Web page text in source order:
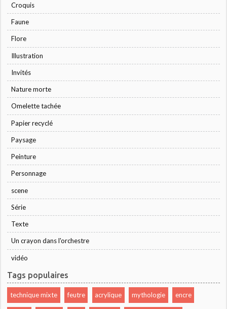
Croquis
Faune
Flore
Illustration
Invités
Nature morte
Omelette tachée
Papier recyclé
Paysage
Peinture
Personnage
scene
Série
Texte
Un crayon dans l'orchestre
vidéo
Tags populaires
technique mixte feutre acrylique mythologie encre